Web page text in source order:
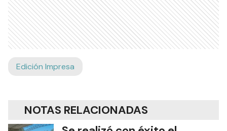
Edición Impresa
NOTAS RELACIONADAS